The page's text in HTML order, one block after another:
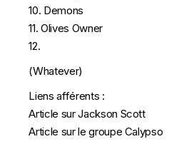
10. Demons
11. Olives Owner
12.
(Whatever)
Liens afférents :
Article sur Jackson Scott
Article sur le groupe Calypso